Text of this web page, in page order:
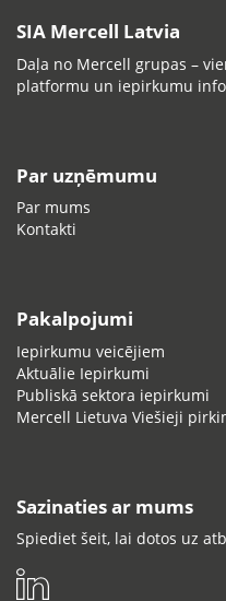
SIA Mercell Latvia
Daļa no Mercell grupas –
platformu un iepirkumu
Par uzņēmumu
Par mums
Kontakti
Pakalpojumi
Iepirkumu veicējiem
Aktuālie Iepirkumi
Publiskā sektora iepirkumi
Mercell Lietuva Viešieji
Sazinaties ar mums
Spiediet šeit, lai dotos uz